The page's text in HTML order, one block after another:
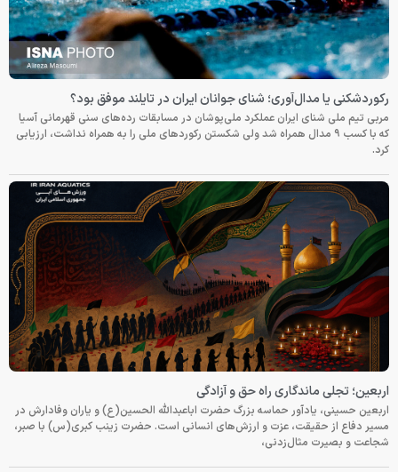
رکوردشکنی یا مدال‌آوری؛ شنای جوانان ایران در تایلند موفق بود؟
مربی تیم ملی شنای ایران عملکرد ملی‌پوشان در مسابقات رده‌های سنی قهرمانی آسیا
که با کسب ۹ مدال همراه شد ولی شکستن رکوردهای ملی را به همراه نداشت، ارزیابی
کرد.
اربعین؛ تجلی ماندگاری راه حق و آزادگی
اربعین حسینی، یادآور حماسه بزرگ حضرت اباعبدالله الحسین(ع) و یاران وفادارش در
مسیر دفاع از حقیقت، عزت و ارزش‌های انسانی است. حضرت زینب کبری(س) با صبر،
شجاعت و بصیرت مثال‌زدنی،